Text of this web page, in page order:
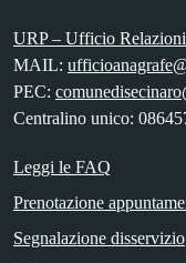
URP – Ufficio
MAIL:
PEC:
Centralino unico:
Leggi le FAQ
Prenotazione
Segnalazione disservizio